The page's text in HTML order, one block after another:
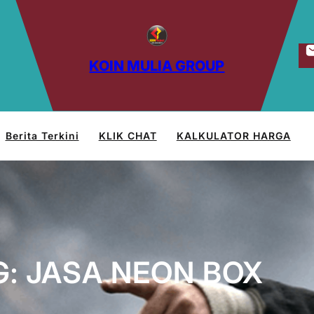
KOIN MULIA GROUP
Berita Terkini KLIK CHAT KALKULATOR HARGA
JASA NEON BOX